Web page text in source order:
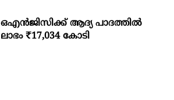
ഒഎന്‍ജിസിക്ക് ആദ്യ പാദത്തില്‍
ലാഭം ₹17,034 കോടി